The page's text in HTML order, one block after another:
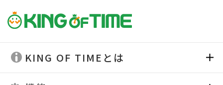
KING OF TIMEとは